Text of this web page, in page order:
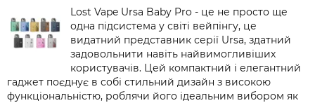
Lost Vape Ursa Baby Pro - це не просто ще
одна підсистема у світі вейпінгу, це
видатний представник серії Ursa, здатний
задовольнити навіть найвимогливіших
користувачів. Цей компактний і елегантний
гаджет поєднує в собі стильний дизайн з високою
функціональністю, роблячи його ідеальним вибором як